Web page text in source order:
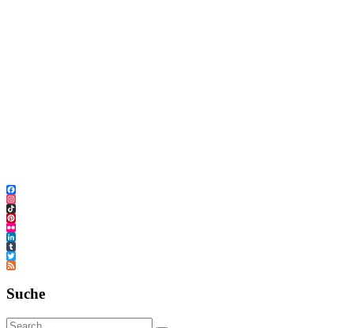
Facebook
Instagram
TikTok
Pinterest
Flickr
LinkedIn
Tumblr
Twitter
Feed
Suche